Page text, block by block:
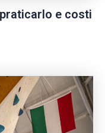
e costi